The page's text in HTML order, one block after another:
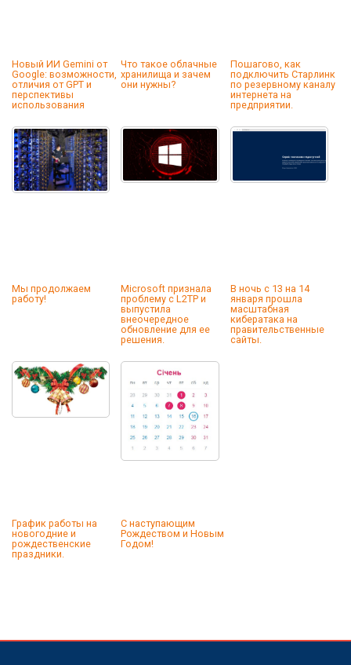
Новый ИИ Gemini от
Google: возможности,
отличия от GPT и
перспективы
использования
Что такое облачные
хранилища и зачем
они нужны?
Пошагово, как
подключить Старлинк
по резервному каналу
интернета на
предприятии.
Мы продолжаем
работу!
Microsoft признала
проблему с L2TP и
выпустила
внеочередное
обновление для ее
решения.
В ночь с 13 на 14
января прошла
масштабная
кибератака на
правительственные
сайты.
График работы на
новогодние и
рождественские
праздники.
С наступающим
Рождеством и Новым
Годом!